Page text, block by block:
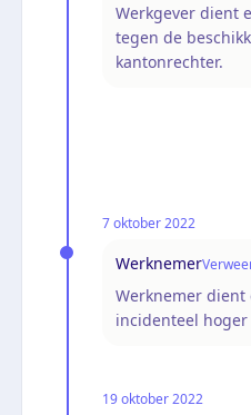
Werkgever dient
tegen de
kantonrechter.
7 oktober 2022
Werknemer
Werknemer
incidenteel
19 oktober 2022